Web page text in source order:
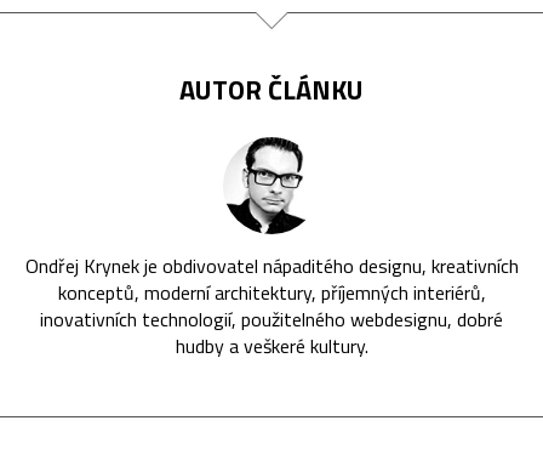
AUTOR ČLÁNKU
Ondřej Krynek je obdivovatel nápaditého designu, kreativních
konceptů, moderní architektury, příjemných interiérů,
inovativních technologií, použitelného webdesignu, dobré
hudby a veškeré kultury.